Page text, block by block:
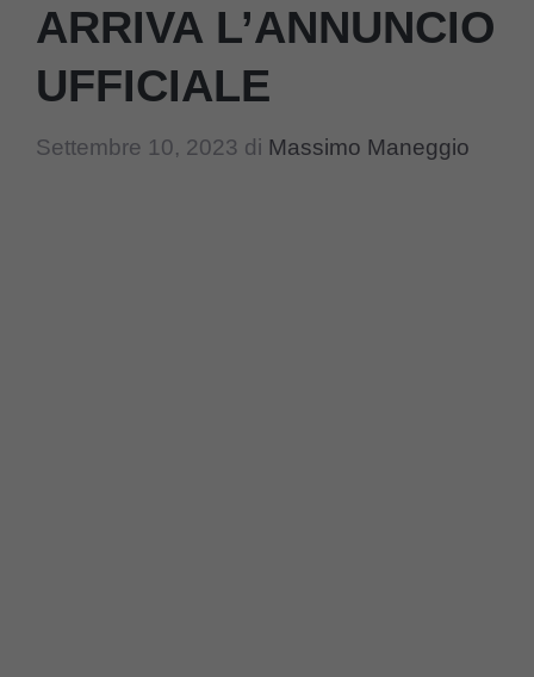
ARRIVA L’ANNUNCIO
UFFICIALE
Settembre 10, 2023 di Massimo Maneggio